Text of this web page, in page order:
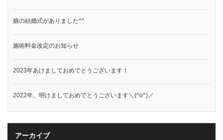
娘の結婚式がありました^^
施術料金改定のお知らせ
2023年あけましておめでとうございます！
2022年、明けましておめでとうございます＼(^o^)／
アーカイブ